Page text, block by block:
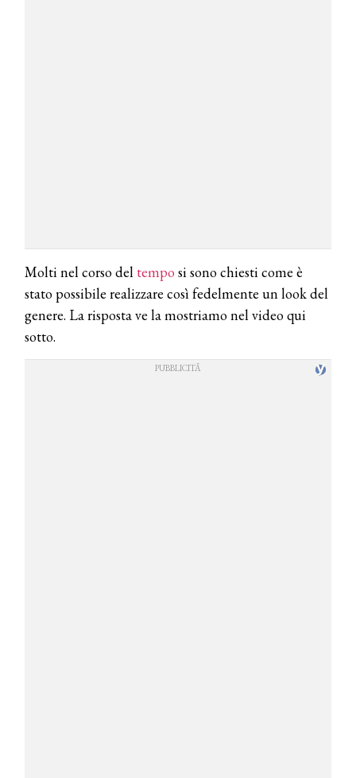
Molti nel corso del tempo si sono chiesti come è
stato possibile realizzare così fedelmente un look del
genere. La risposta ve la mostriamo nel video qui
sotto.